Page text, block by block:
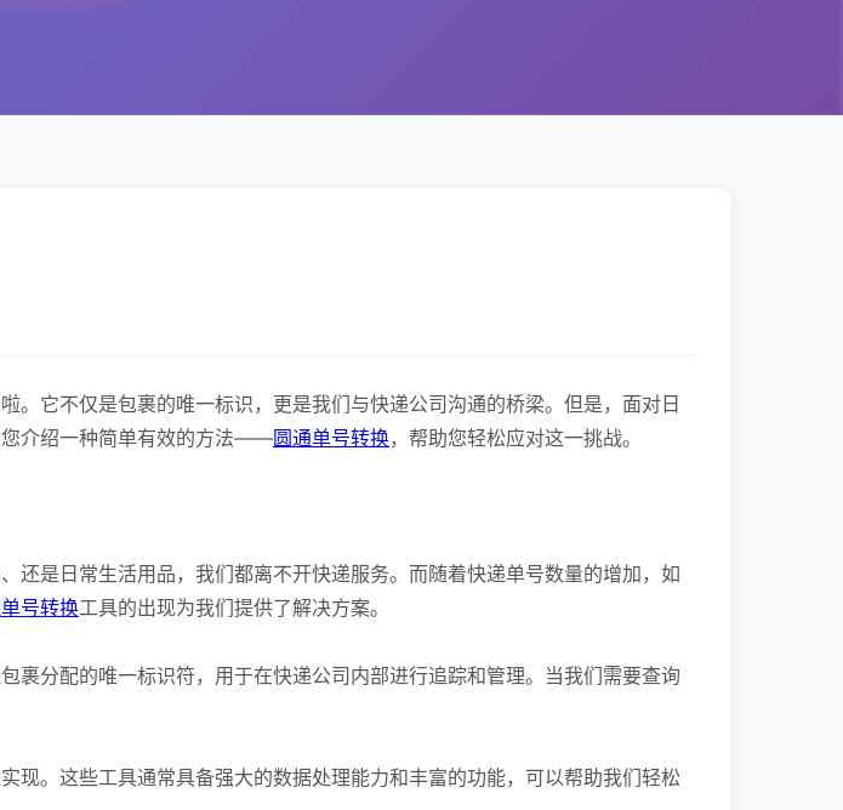
。它不仅是包裹的唯一标识，更是我们与快递公司沟通的桥梁。但是，面对日
您介绍一种简单有效的方法——圆通单号转换，帮助您轻松应对这一挑战。
是日常生活用品，我们都离不开快递服务。而随着快递单号数量的增加，如
号转换工具的出现为我们提供了解决方案。
分配的唯一标识符，用于在快递公司内部进行追踪和管理。当我们需要查询
。这些工具通常具备强大的数据处理能力和丰富的功能，可以帮助我们轻松